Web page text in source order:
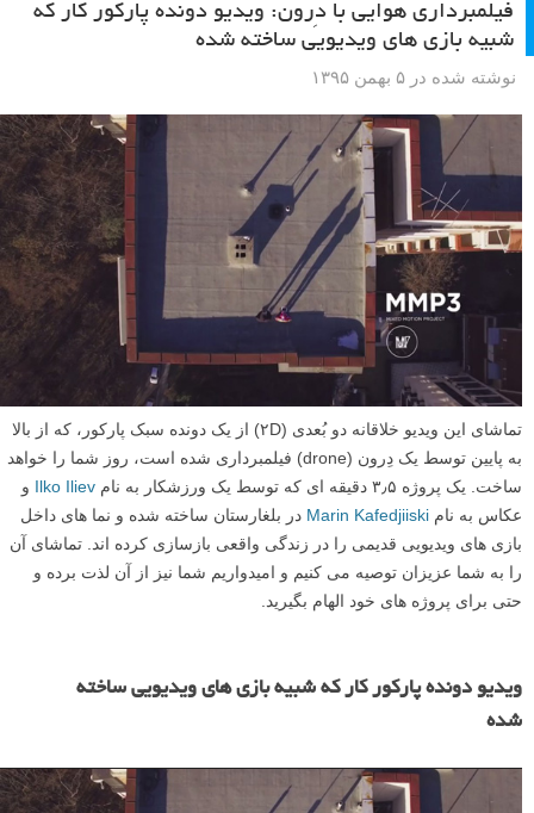
فیلمبرداری هوایی با دِرون: ویدیو دونده پارکور کار که
شبیه بازی های ویدیویی ساخته شده
نوشته شده در ۵ بهمن ۱۳۹۵
تماشای این ویدیو خلاقانه دو بُعدی (۲D) از یک دونده سبک پارکور، که از بالا
به پایین توسط یک دِرون (drone) فیلمبرداری شده است، روز شما را خواهد
ساخت. یک پروژه ۳٫۵ دقیقه ای که توسط یک ورزشکار به نام
Ilko Iliev و
عکاس به نام Marin Kafedjiiski در بلغارستان ساخته شده و نما های داخل
بازی های ویدیویی قدیمی را در زندگی واقعی بازسازی کرده اند. تماشای آن
را به شما عزیزان توصیه می کنیم و امیدواریم شما نیز از آن لذت برده و
حتی برای پروژه های خود الهام بگیرید.
ویدیو دونده پارکور کار که شبیه بازی های ویدیویی ساخته
شده
ش
گ